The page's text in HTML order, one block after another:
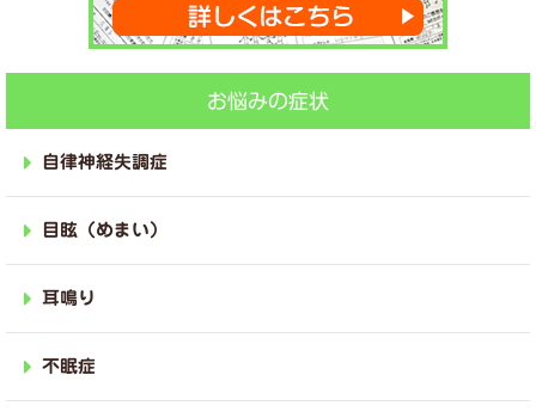
お悩みの症状
自律神経失調症
目眩（めまい）
耳鳴り
不眠症